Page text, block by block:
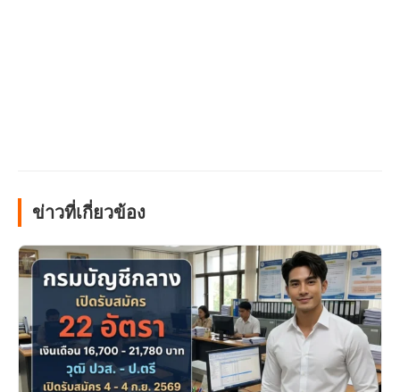
ข่าวที่เกี่ยวข้อง